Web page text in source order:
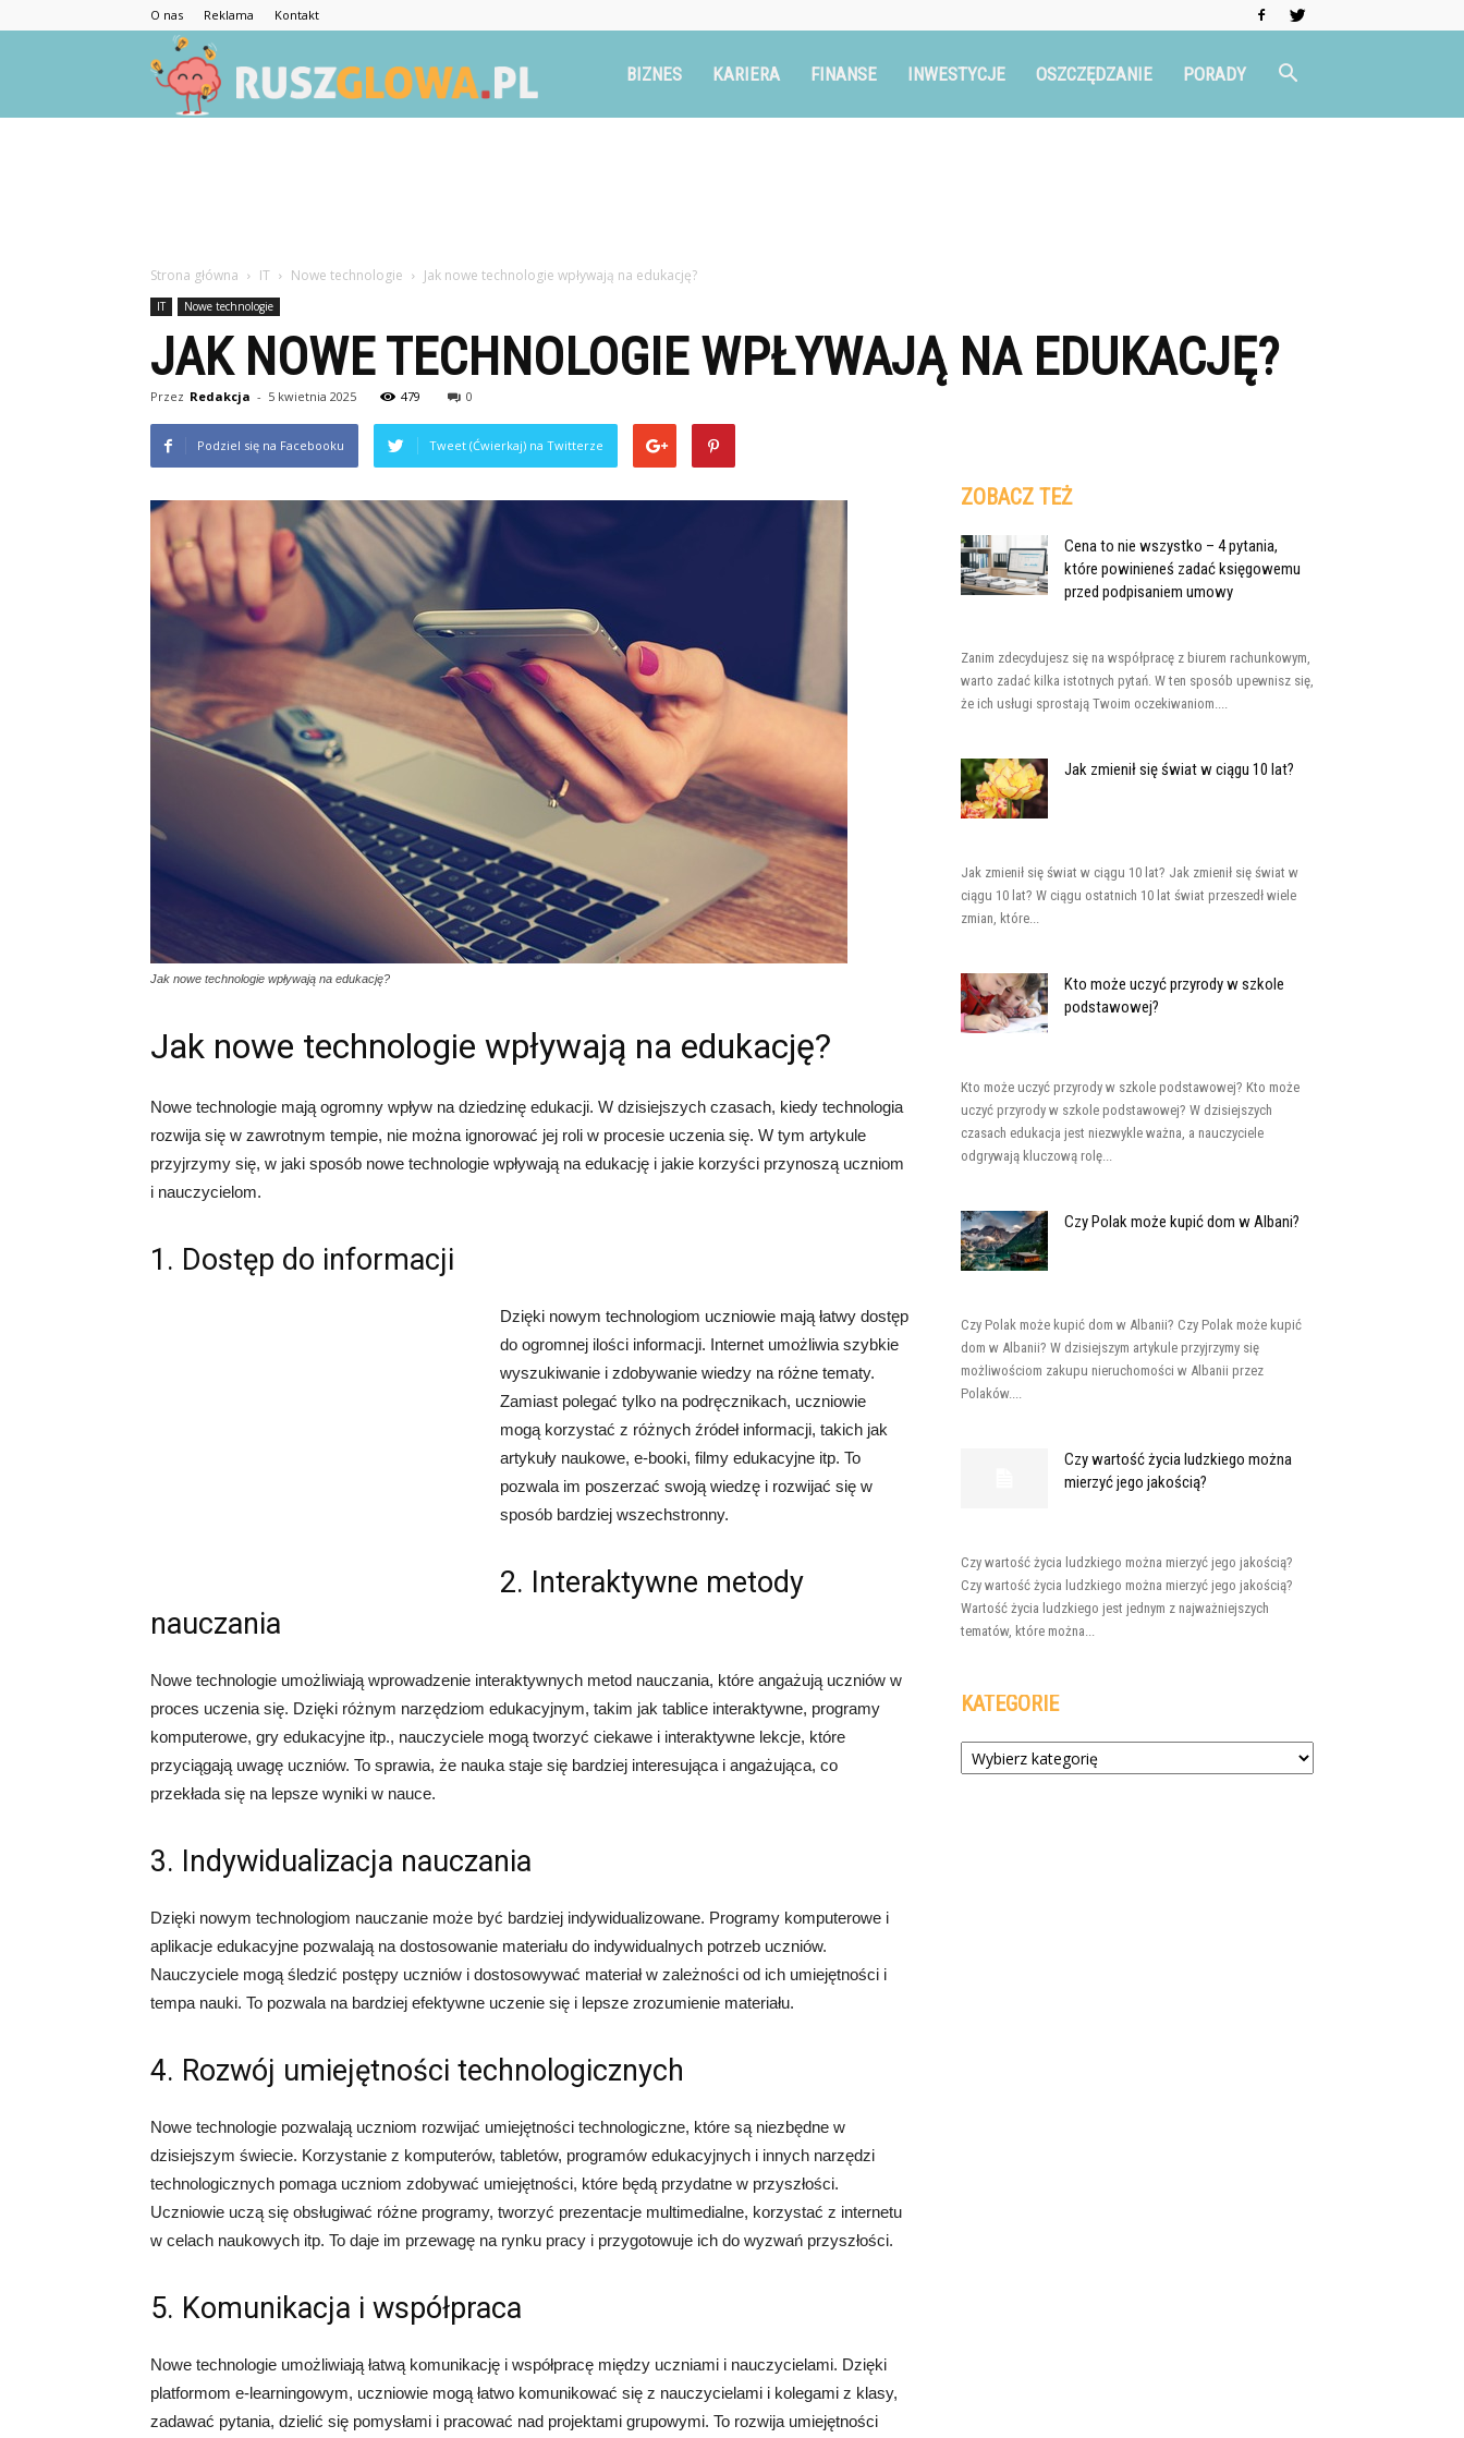
O nas Reklama Kontakt
Ruszglowa.plBIZNES KARIERA FINANSE INWESTYCJE OSZCZĘDZANIE PORADY
Strona główna IT Nowe technologie Jak nowe technologie wpływają na edukację?
IT Nowe technologie
JAK NOWE TECHNOLOGIE WPŁYWAJĄ NA EDUKACJĘ?
Przez Redakcja - 5 kwietnia 2025 479 0
Podziel się na Facebooku Tweet (Ćwierkaj) na Twitterze
Jak nowe technologie wpływają na edukację?
Jak nowe technologie wpływają na edukację?
Nowe technologie mają ogromny wpływ na dziedzinę edukacji. W dzisiejszych czasach, kiedy technologia
rozwija się w zawrotnym tempie, nie można ignorować jej roli w procesie uczenia się. W tym artykule
przyjrzymy się, w jaki sposób nowe technologie wpływają na edukację i jakie korzyści przynoszą uczniom
i nauczycielom.
1. Dostęp do informacji
Dzięki nowym technologiom uczniowie mają łatwy dostęp
do ogromnej ilości informacji. Internet umożliwia szybkie
wyszukiwanie i zdobywanie wiedzy na różne tematy.
Zamiast polegać tylko na podręcznikach, uczniowie
mogą korzystać z różnych źródeł informacji, takich jak
artykuły naukowe, e-booki, filmy edukacyjne itp. To
pozwala im poszerzać swoją wiedzę i rozwijać się w
sposób bardziej wszechstronny.
2. Interaktywne metody
nauczania
Nowe technologie umożliwiają wprowadzenie interaktywnych metod nauczania, które angażują uczniów w
proces uczenia się. Dzięki różnym narzędziom edukacyjnym, takim jak tablice interaktywne, programy
komputerowe, gry edukacyjne itp., nauczyciele mogą tworzyć ciekawe i interaktywne lekcje, które
przyciągają uwagę uczniów. To sprawia, że nauka staje się bardziej interesująca i angażująca, co
przekłada się na lepsze wyniki w nauce.
3. Indywidualizacja nauczania
Dzięki nowym technologiom nauczanie może być bardziej indywidualizowane. Programy komputerowe i
aplikacje edukacyjne pozwalają na dostosowanie materiału do indywidualnych potrzeb uczniów.
Nauczyciele mogą śledzić postępy uczniów i dostosowywać materiał w zależności od ich umiejętności i
tempa nauki. To pozwala na bardziej efektywne uczenie się i lepsze zrozumienie materiału.
4. Rozwój umiejętności technologicznych
Nowe technologie pozwalają uczniom rozwijać umiejętności technologiczne, które są niezbędne w
dzisiejszym świecie. Korzystanie z komputerów, tabletów, programów edukacyjnych i innych narzędzi
technologicznych pomaga uczniom zdobywać umiejętności, które będą przydatne w przyszłości.
Uczniowie uczą się obsługiwać różne programy, tworzyć prezentacje multimedialne, korzystać z internetu
w celach naukowych itp. To daje im przewagę na rynku pracy i przygotowuje ich do wyzwań przyszłości.
5. Komunikacja i współpraca
Nowe technologie umożliwiają łatwą komunikację i współpracę między uczniami i nauczycielami. Dzięki
platformom e-learningowym, uczniowie mogą łatwo komunikować się z nauczycielami i kolegami z klasy,
zadawać pytania, dzielić się pomysłami i pracować nad projektami grupowymi. To rozwija umiejętności
ZOBACZ TEŻ
Cena to nie wszystko – 4 pytania,
które powinieneś zadać księgowemu
przed podpisaniem umowy
Zanim zdecydujesz się na współpracę z biurem rachunkowym,
warto zadać kilka istotnych pytań. W ten sposób upewnisz się,
że ich usługi sprostają Twoim oczekiwaniom....
Jak zmienił się świat w ciągu 10 lat?
Jak zmienił się świat w ciągu 10 lat? Jak zmienił się świat w
ciągu 10 lat? W ciągu ostatnich 10 lat świat przeszedł wiele
zmian, które...
Kto może uczyć przyrody w szkole
podstawowej?
Kto może uczyć przyrody w szkole podstawowej? Kto może
uczyć przyrody w szkole podstawowej? W dzisiejszych
czasach edukacja jest niezwykle ważna, a nauczyciele
odgrywają kluczową rolę...
Czy Polak może kupić dom w Albani?
Czy Polak może kupić dom w Albanii? Czy Polak może kupić
dom w Albanii? W dzisiejszym artykule przyjrzymy się
możliwościom zakupu nieruchomości w Albanii przez
Polaków....
Czy wartość życia ludzkiego można
mierzyć jego jakością?
Czy wartość życia ludzkiego można mierzyć jego jakością?
Czy wartość życia ludzkiego można mierzyć jego jakością?
Wartość życia ludzkiego jest jednym z najważniejszych
tematów, które można...
KATEGORIE
Kategorie